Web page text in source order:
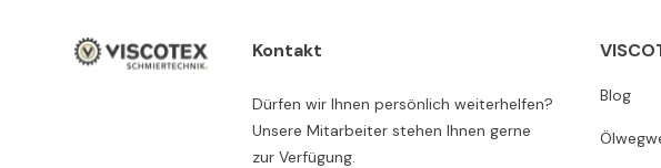
Kontakt
Dürfen wir Ihnen persönlich weiterhelfen?
Unsere Mitarbeiter stehen Ihnen gerne
zur Verfügung.
Blog